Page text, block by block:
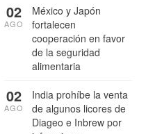
México y Japón
fortalecen
cooperación en favor
de la seguridad
alimentaria
02
AGO
India prohíbe la venta
de algunos licores de
Diageo e Inbrew por
02
AGO